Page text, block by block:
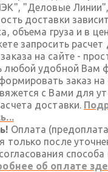
"Деловые Линии",
доставки
объема груза и в
запросить расчет
на сайте -
любой удобной Вам
заказ на
с Вами для
доставки.
Оплата
только после
об оплате